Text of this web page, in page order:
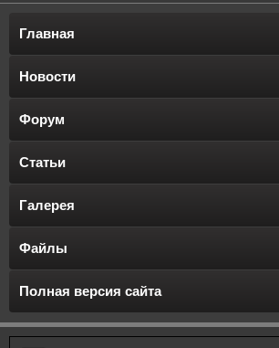
Главная
Новости
Форум
Статьи
Галерея
Файлы
Полная версия сайта